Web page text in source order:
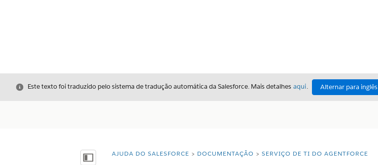
Fechar
Este texto foi traduzido pelo sistema de tradução automática da Salesforce. Mais detalhes aqui. Alternar para inglês
Mostrar índiceVocê está aqui:
AJUDA DO SALESFORCE DOCUMENTAÇÃO SERVIÇO DE TI DO AGENTFORCE